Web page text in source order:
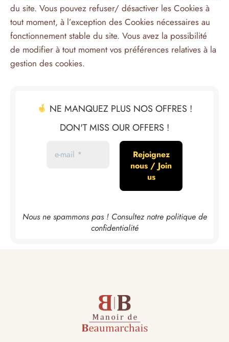
du site. Vous pouvez refuser/ désactiver les Cookies à
tout moment, à l’exception des Cookies nécessaires au
fonctionnement stable du site. Vous avez la possibilité
de modifier à tout moment vos préférences relatives à la
gestion des cookies.
NE MANQUEZ PLUS NOS OFFRES !
DON'T MISS OUR OFFERS !
Nous ne spammons pas ! Consultez notre politique de
confidentialité